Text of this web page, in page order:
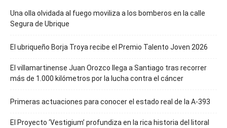
Una olla olvidada al fuego moviliza a los bomberos en la calle
Segura de Ubrique
El ubriqueño Borja Troya recibe el Premio Talento Joven 2026
El villamartinense Juan Orozco llega a Santiago tras recorrer
más de 1.000 kilómetros por la lucha contra el cáncer
Primeras actuaciones para conocer el estado real de la A-393
El Proyecto ‘Vestigium’ profundiza en la rica historia del litoral